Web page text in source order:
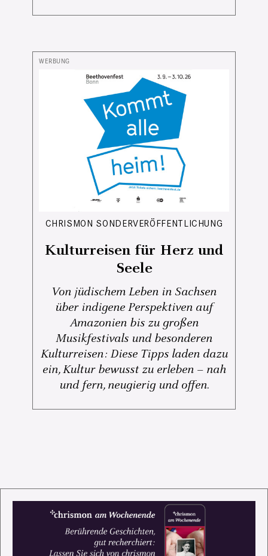
CHRISMON SONDERVERÖFFENTLICHUNG
Kulturreisen für Herz und
Seele
Von jüdischem Leben in Sachsen
über indigene Perspektiven auf
Amazonien bis zu großen
Musikfestivals und besonderen
Kulturreisen: Diese Tipps laden dazu
ein, Kultur bewusst zu erleben – nah
und fern, neugierig und offen.